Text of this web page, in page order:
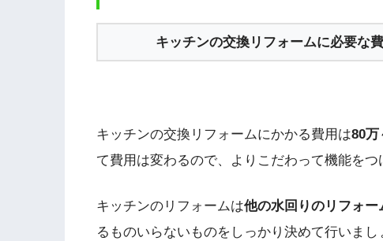
キッチンの交換リフォームに必要な
キッチンの交換リフォームにかかる費用は80万
て費用は変わるので、よりこだわって機能を
キッチンのリフォームは他の水回りのリフォ
るものいらないものをしっかり決めて行いまし